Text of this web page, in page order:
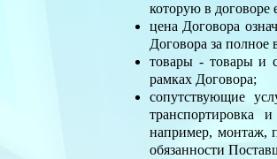
которую в договоре
цена Договора
Договора за полное
товары - товары и
рамках Договора;
сопутствующие
транспортировка
например, монтаж,
обязанности